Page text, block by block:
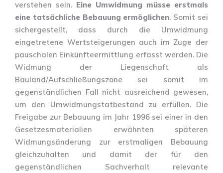
verstehen sein. Eine Umwidmung müsse erstmals
eine tatsächliche Bebauung ermöglichen. Somit sei
sichergestellt, dass durch die Umwidmung
eingetretene Wertsteigerungen auch im Zuge der
pauschalen Einkünfteermittlung erfasst werden. Die
Widmung der Liegenschaft als
Bauland/Aufschließungszone sei somit im
gegenständlichen Fall nicht ausreichend gewesen,
um den Umwidmungstatbestand zu erfüllen. Die
Freigabe zur Bebauung im Jahr 1996 sei einer in den
Gesetzesmaterialien erwähnten späteren
Widmungsänderung zur erstmaligen Bebauung
gleichzuhalten und damit der für den
gegenständlichen Sachverhalt relevante